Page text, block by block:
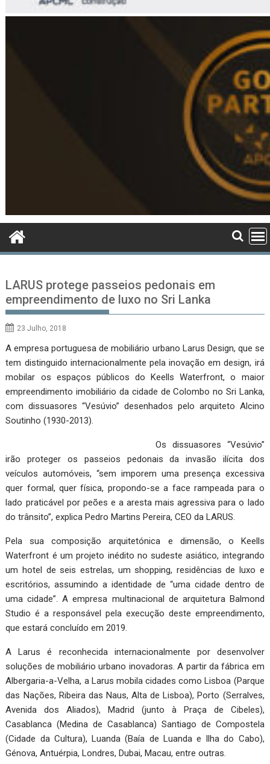
LARUS protege passeios pedonais em
empreendimento de luxo no Sri Lanka
23 Julho, 2018
A empresa portuguesa de mobiliário urbano Larus Design, que se
tem distinguido internacionalmente pela inovação em design, irá
mobilar os espaços públicos do Keells Waterfront, o maior
empreendimento imobiliário da cidade de Colombo no Sri Lanka,
com dissuasores “Vesúvio” desenhados pelo arquiteto Alcino
Soutinho (1930-2013).
Os dissuasores “Vesúvio”
irão proteger os passeios pedonais da invasão ilícita dos
veículos automóveis, “sem imporem uma presença excessiva
quer formal, quer física, propondo-se a face rampeada para o
lado praticável por peões e a aresta mais agressiva para o lado
do trânsito”, explica Pedro Martins Pereira, CEO da LARUS.
Pela sua composição arquitetónica e dimensão, o Keells
Waterfront é um projeto inédito no sudeste asiático, integrando
um hotel de seis estrelas, um shopping, residências de luxo e
escritórios, assumindo a identidade de “uma cidade dentro de
uma cidade”. A empresa multinacional de arquitetura Balmond
Studio é a responsável pela execução deste empreendimento,
que estará concluído em 2019.
A Larus é reconhecida internacionalmente por desenvolver
soluções de mobiliário urbano inovadoras. A partir da fábrica em
Albergaria-a-Velha, a Larus mobila cidades como Lisboa (Parque
das Nações, Ribeira das Naus, Alta de Lisboa), Porto (Serralves,
Avenida dos Aliados), Madrid (junto à Praça de Cibeles),
Casablanca (Medina de Casablanca) Santiago de Compostela
(Cidade da Cultura), Luanda (Baía de Luanda e Ilha do Cabo),
Génova, Antuérpia, Londres, Dubai, Macau, entre outras.